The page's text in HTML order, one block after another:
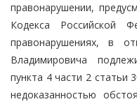
правонарушении,
Кодекса Российской
правонарушениях, в
Владимировича
пункта 4 части 2 статьи
недоказанностью